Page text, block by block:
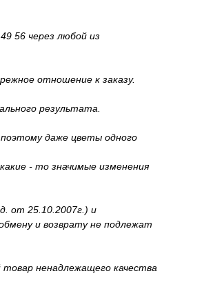
56 через любой из
отношение к заказу.
результата.
даже цветы одного
- то значимые изменения
от 25.10.2007г.) и
и возврату не подлежат
ненадлежащего качества